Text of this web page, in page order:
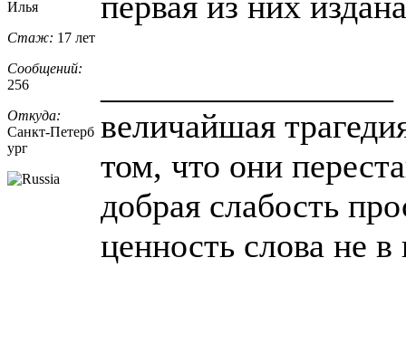
Илья
Стаж: 17 лет
Сообщений:
256
Откуда:
Санкт-Петерб
ург
величайшая
том, что они
добрая слабость
ценность слова не